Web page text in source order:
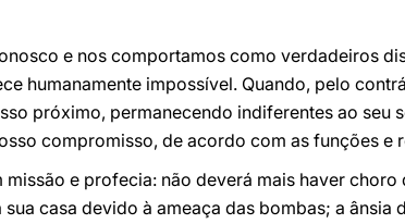
e nos comportamos como verdadeiros
humanamente impossível. Quando, pelo
próximo, permanecendo indiferentes ao seu
compromisso, de acordo com as funções e
e profecia: não deverá mais haver choro
casa devido à ameaça das bombas; a